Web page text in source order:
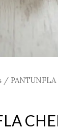
/ PANTUNFLA